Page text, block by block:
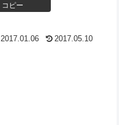
コピー
2017.01.06 2017.05.10